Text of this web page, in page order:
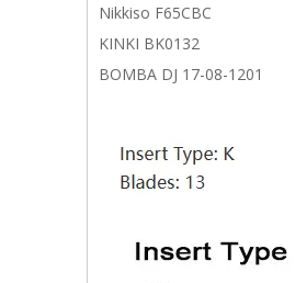
Nikkiso F65CBC
KINKI BK0132
BOMBA DJ 17-08-1201